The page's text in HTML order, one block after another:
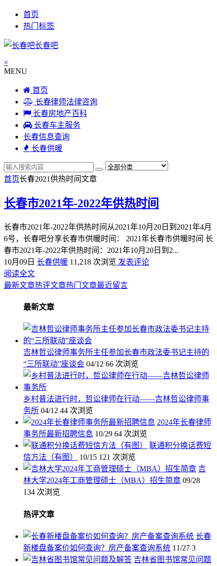
首页
热门标签
长春吧
×
MENU
首页
长春律师法律咨询
长春房地产百科
长春车主服务
长春信息查询
长春供暖
首页长春2021供热时间文章
长春市2021年-2022年供热时间
长春市2021年-2022年供热时间从2021年10月20日到2021年4月
6号，长春吧分享长春市供暖时间： 2021年长春市供暖时间 长
春市2021年-2022年供热时间：2021年10月20日到2...
10月09日 长春供暖 11,218 次浏览 发表评论
阅读全文
最新文章热评文章热门文章最近留言
最新文章
吉林哲讼律师事务所主任参加长春市政法委书记主持的
“三所联动”座谈会 04/12 66 次浏览
乡村普法进行时，哲讼律师在行动——吉林哲讼律师事
务所 04/12 44 次浏览
2024年长春律师
事务所最新招聘信息 10/29 64 次浏览
联通积分换话费短
信方法（有图）
10/15 121 次浏览
吉
林大学2024年工商管理硕士（MBA）招生简章 09/28
134 次浏览
热评文章
长春
新楼盘备案价如何查询？房产备案查询系统 11/27 3
吉林省图书馆常见问题